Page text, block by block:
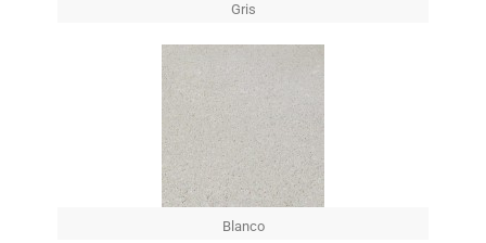
Gris
Blanco